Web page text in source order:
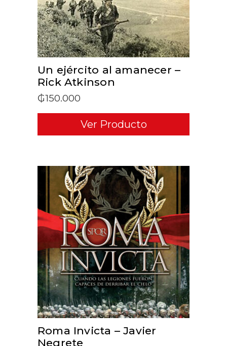
Un ejército al amanecer –
Rick Atkinson
₲150.000
Ver Producto
ADD TO CART
Roma Invicta – Javier
Negrete